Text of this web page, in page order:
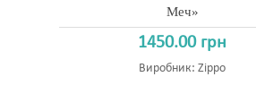
Меч»
1450.00 грн
Виробник:Zippo